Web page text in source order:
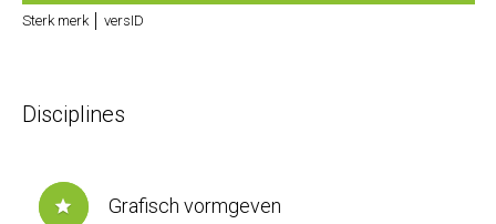
Sterk merk │ versID
Disciplines
star Grafisch vormgeven